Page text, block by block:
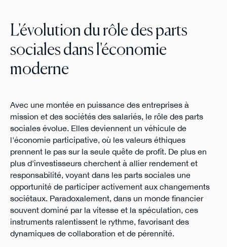
L'évolution du rôle des parts
sociales dans l'économie
moderne
Avec une montée en puissance des entreprises à
mission et des sociétés des salariés, le rôle des parts
sociales évolue. Elles deviennent un véhicule de
l'économie participative, où les valeurs éthiques
prennent le pas sur la seule quête de profit. De plus en
plus d'investisseurs cherchent à allier rendement et
responsabilité, voyant dans les parts sociales une
opportunité de participer activement aux changements
sociétaux. Paradoxalement, dans un monde financier
souvent dominé par la vitesse et la spéculation, ces
instruments ralentissent le rythme, favorisant des
dynamiques de collaboration et de pérennité.